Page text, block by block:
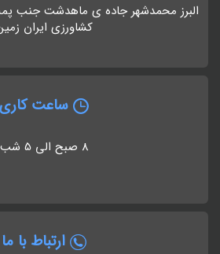
البرز محمدشهر جاده ی ماهدشت جنب
کشاورزی ایران
ساعت کاری
8 صبح الی 5 شب
ارتباط با ما